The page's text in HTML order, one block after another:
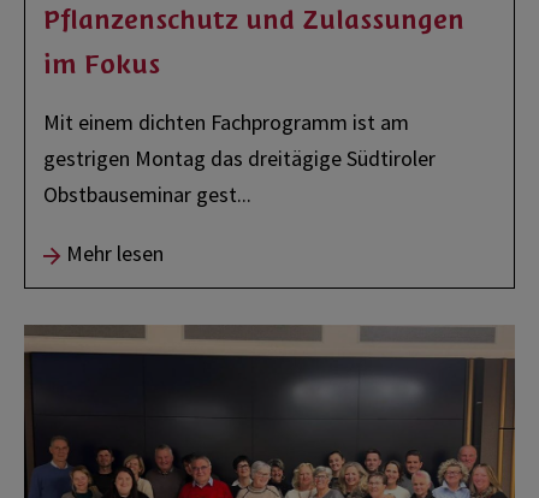
Pflanzenschutz und Zulassungen
im Fokus
Mit einem dichten Fachprogramm ist am
gestrigen Montag das dreitägige Südtiroler
Obstbauseminar gest...
Mehr lesen